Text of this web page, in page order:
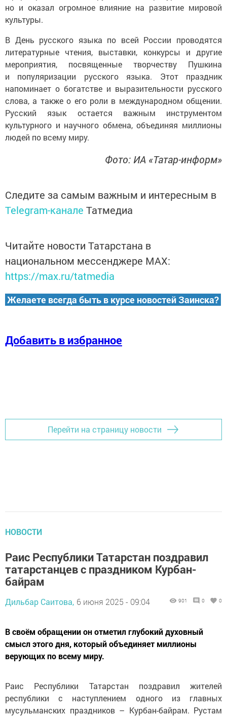
но и оказал огромное влияние на развитие мировой
культуры.
В День русского языка по всей России проводятся
литературные чтения, выставки, конкурсы и другие
мероприятия, посвященные творчеству Пушкина
и популяризации русского языка. Этот праздник
напоминает о богатстве и выразительности русского
слова, а также о его роли в международном общении.
Русский язык остается важным инструментом
культурного и научного обмена, объединяя миллионы
людей по всему миру.
Фото: ИА «Татар-информ»
Следите за самым важным и интересным в
Telegram-канале Татмедиа
Читайте новости Татарстана в
национальном мессенджере MАХ:
https://max.ru/tatmedia
Желаете всегда быть в курсе новостей Заинска?
Добавить в избранное
Перейти на страницу новости
НОВОСТИ
Раис Республики Татарстан поздравил
татарстанцев с праздником Курбан-
байрам
Дильбар Саитова, 6 июня 2025 - 09:04 901 0 0
В своём обращении он отметил глубокий духовный
смысл этого дня, который объединяет миллионы
верующих по всему миру.
Раис Республики Татарстан поздравил жителей
республики с наступлением одного из главных
мусульманских праздников – Курбан-байрам. Рустам